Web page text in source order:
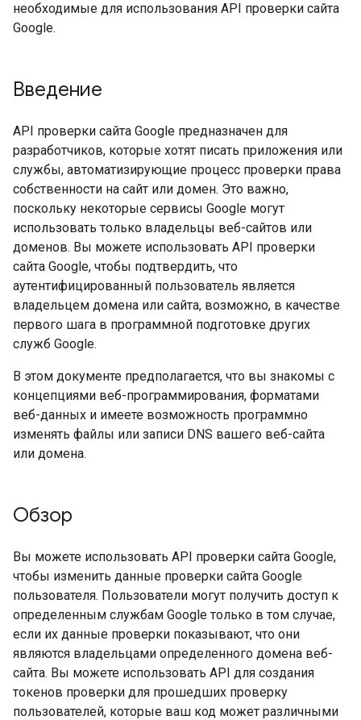
необходимые для использования API проверки сайта
Google.
Введение
API проверки сайта Google предназначен для
разработчиков, которые хотят писать приложения или
службы, автоматизирующие процесс проверки права
собственности на сайт или домен. Это важно,
поскольку некоторые сервисы Google могут
использовать только владельцы веб-сайтов или
доменов. Вы можете использовать API проверки
сайта Google, чтобы подтвердить, что
аутентифицированный пользователь является
владельцем домена или сайта, возможно, в качестве
первого шага в программной подготовке других
служб Google.
В этом документе предполагается, что вы знакомы с
концепциями веб-программирования, форматами
веб-данных и имеете возможность программно
изменять файлы или записи DNS вашего веб-сайта
или домена.
Обзор
Вы можете использовать API проверки сайта Google,
чтобы изменить данные проверки сайта Google
пользователя. Пользователи могут получить доступ к
определенным службам Google только в том случае,
если их данные проверки показывают, что они
являются владельцами определенного домена веб-
сайта. Вы можете использовать API для создания
токенов проверки для прошедших проверку
пользователей, которые ваш код может различными